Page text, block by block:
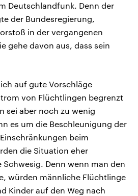
Deutschlandfunk. Denn der
der Bundesregierung,
in der vergangenen
gehe davon aus, dass sein
auf gute Vorschläge
von Flüchtlingen begrenzt
sei aber noch zu wenig
es um die Beschleunigung der
beim
die Situation eher
Denn wenn man den
würden männliche Flüchtlinge
Kinder auf den Weg nach